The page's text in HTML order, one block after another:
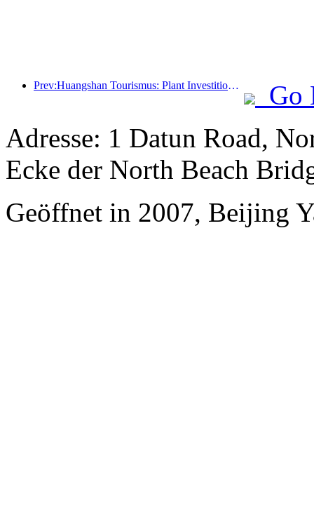
Prev:Huangshan Tourismus: Plant Investitionen in Höhe von 530 Millionen Yuan für Hotelrenovierungen
Go
Adresse: 1 Datun Road,
Ecke der North Beach
Geöffnet in 2007, Beijing